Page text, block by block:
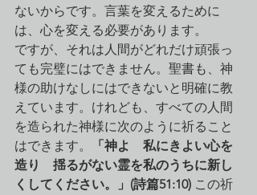
ないからです。言葉を変えるために
は、心を変える必要があります。
ですが、それは人間がどれだけ頑張っ
ても完璧にはできません。聖書も、神
様の助けなしにはできないと明確に教
えています。けれども、すべての人間
を造られた神様に次のように祈ること
はできます。
「神よ　私にきよい心を
造り　揺るがない霊を私のうちに新し
くしてください。」(詩篇51:10) この祈